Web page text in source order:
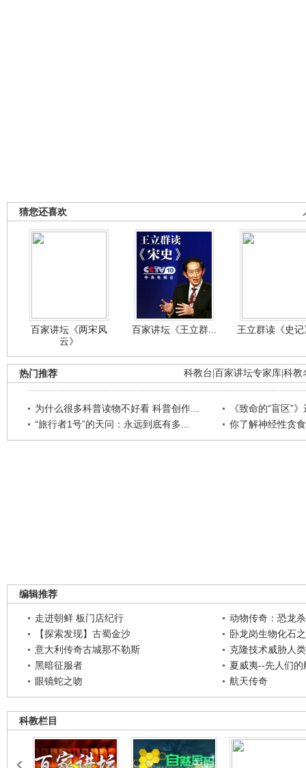
猜您还喜欢
百家讲坛《两宋风
云》
百家讲坛《王立群... 王立群读《史
科教台 百家讲坛专家库 科教
热门推荐
为什么很多科普读物不好看 科普创作...
《致命的“盲区”
“旅行者1号”的天问：永远到底有多...
你了解神经性贪
编辑推荐
走进朝鲜 板门店纪行
动物传奇：恐龙
【探索发现】古蜀金沙
卧龙岗生物化石
意大利传奇古城那不勒斯
克隆技术威胁人
黑暗征服者
夏威夷--先人们的
眼镜蛇之吻
航天传奇
科教栏目